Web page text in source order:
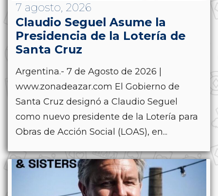
7 agosto, 2026
Claudio Seguel Asume la
Presidencia de la Lotería de
Santa Cruz
Argentina.- 7 de Agosto de 2026 |
www.zonadeazar.com El Gobierno de
Santa Cruz designó a Claudio Seguel
como nuevo presidente de la Lotería para
Obras de Acción Social (LOAS), en...